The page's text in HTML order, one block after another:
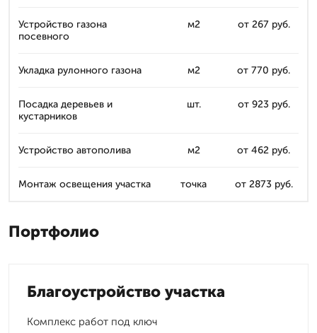
Устройство газона
посевного
м2 от 267 руб.
Укладка рулонного газона м2 от 770 руб.
Посадка деревьев и
кустарников
шт. от 923 руб.
Устройство автополива м2 от 462 руб.
Монтаж освещения участка точка от 2873 руб.
Портфолио
Благоустройство участка
Комплекс работ под ключ